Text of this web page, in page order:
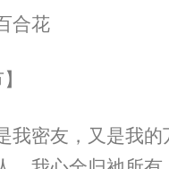
合花
我密友，又是我的